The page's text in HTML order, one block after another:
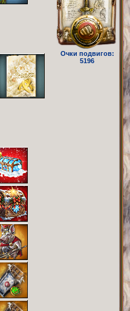
Очки подвигов:
5196